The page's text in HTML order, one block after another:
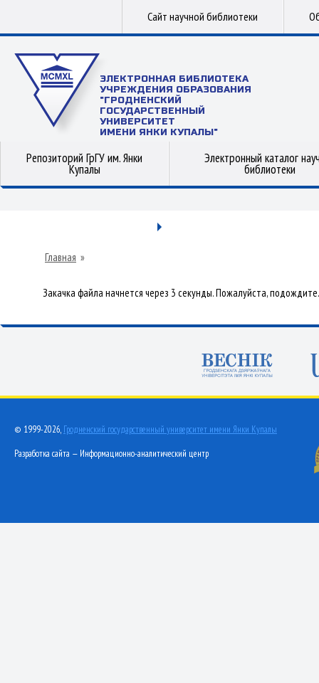
Сайт научной библиотеки
ЭЛЕКТРОННАЯ БИБЛИОТЕКА
УЧРЕЖДЕНИЯ ОБРАЗОВАНИЯ
"ГРОДНЕНСКИЙ
ГОСУДАРСТВЕННЫЙ
УНИВЕРСИТЕТ
ИМЕНИ ЯНКИ КУПАЛЫ"
Репозиторий ГрГУ им. Янки
Купалы
Электронный каталог
библиотеки
Главная »
Закачка файла начнется через 3 секунды. Пожалуйста, подождите.
© 1999-2026, Гродненский государственный университет имени Янки Купалы
Разработка сайта — Информационно-аналитический центр